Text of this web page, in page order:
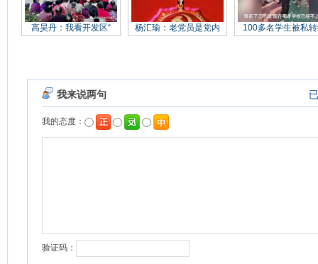
高昊丹：我看开发区“ 杨汇瑜：老党员是党内 100多名学生被私